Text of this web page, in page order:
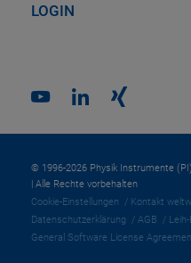
LOGIN
© 1996-2026 Physik Instrumente
| Alle Rechte vorbehalten
Cookie-Einstellungen
Kontakt
Datenschutzerklärung
AGB
General Software License